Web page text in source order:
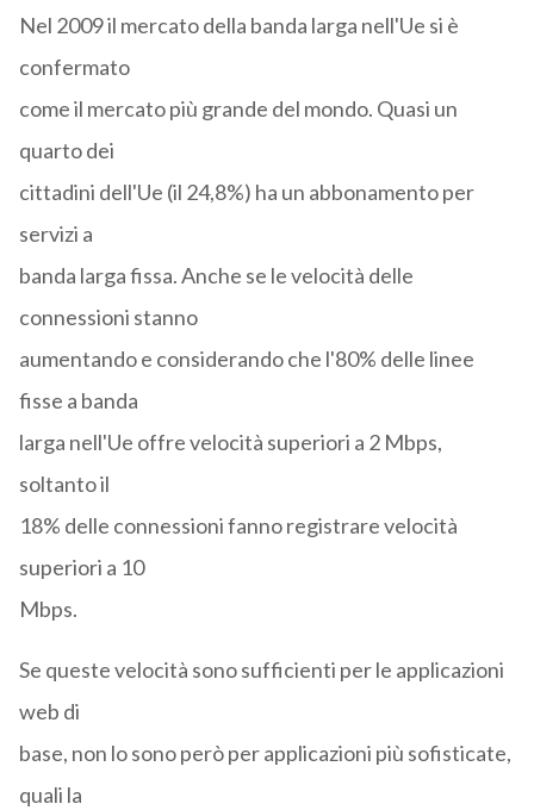
Nel 2009 il mercato della banda larga nell'Ue si è
confermato
come il mercato più grande del mondo. Quasi un
quarto dei
cittadini dell'Ue (il 24,8%) ha un abbonamento per
servizi a
banda larga fissa. Anche se le velocità delle
connessioni stanno
aumentando e considerando che l'80% delle linee
fisse a banda
larga nell'Ue offre velocità superiori a 2 Mbps,
soltanto il
18% delle connessioni fanno registrare velocità
superiori a 10
Mbps.
Se queste velocità sono sufficienti per le applicazioni
web di
base, non lo sono però per applicazioni più sofisticate,
quali la